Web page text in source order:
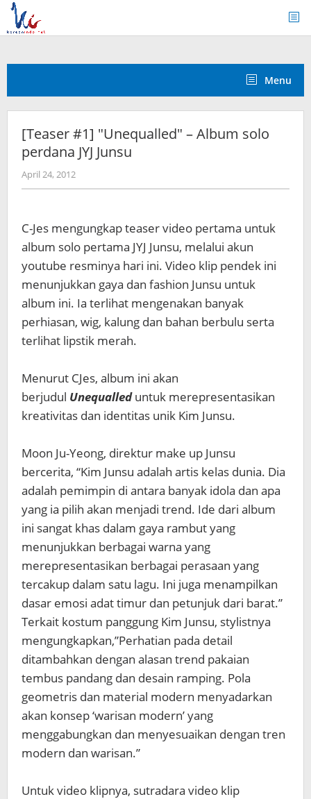
Skip
content
Menu
[Teaser #1] "Unequalled" – Album solo
perdana JYJ Junsu
April 24, 2012by
Koreanindo
C-Jes mengungkap teaser video pertama untuk
album solo pertama JYJ Junsu, melalui akun
youtube resminya hari ini. Video klip pendek ini
menunjukkan gaya dan fashion Junsu untuk
album ini. Ia terlihat mengenakan banyak
perhiasan, wig, kalung dan bahan berbulu serta
terlihat lipstik merah.
Menurut CJes, album ini akan
berjudul Unequalleduntuk merepresentasikan
kreativitas dan identitas unik Kim Junsu.
Moon Ju-Yeong, direktur make up Junsu
bercerita, “Kim Junsu adalah artis kelas dunia. Dia
adalah pemimpin di antara banyak idola dan apa
yang ia pilih akan menjadi trend. Ide dari album
ini sangat khas dalam gaya rambut yang
menunjukkan berbagai warna yang
merepresentasikan berbagai perasaan yang
tercakup dalam satu lagu. Ini juga menampilkan
dasar emosi adat timur dan petunjuk dari barat.”
Terkait kostum panggung Kim Junsu, stylistnya
mengungkapkan,”Perhatian pada detail
ditambahkan dengan alasan trend pakaian
tembus pandang dan desain ramping. Pola
geometris dan material modern menyadarkan
akan konsep ‘warisan modern’ yang
menggabungkan dan menyesuaikan dengan tren
modern dan warisan.”
Untuk video klipnya, sutradara video klip